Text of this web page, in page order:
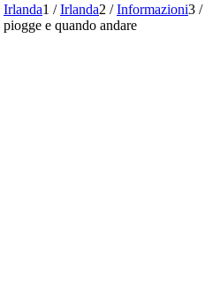
Irlanda1 / Irlanda2 / Informazioni3 /
piogge e quando andare